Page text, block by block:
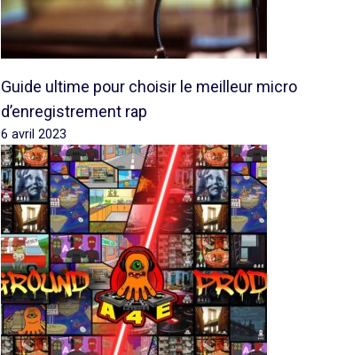
Guide ultime pour choisir le meilleur micro
d’enregistrement rap
6 avril 2023